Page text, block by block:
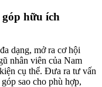
hữu ích
dạng, mở ra cơ hội
nhân viên của Nam
cụ thể. Đưa ra tư vấn
sao cho phù hợp,